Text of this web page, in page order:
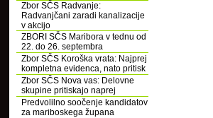
Zbor SČS Radvanje:
Radvanjčani zaradi kanalizacije
v akcijo
ZBORI SČS Maribora v tednu od
22. do 26. septembra
Zbor SČS Koroška vrata: Najprej
kompletna evidenca, nato pritisk
Zbor SČS Nova vas: Delovne
skupine pritiskajo naprej
Predvolilno soočenje kandidatov
za mariboskega župana